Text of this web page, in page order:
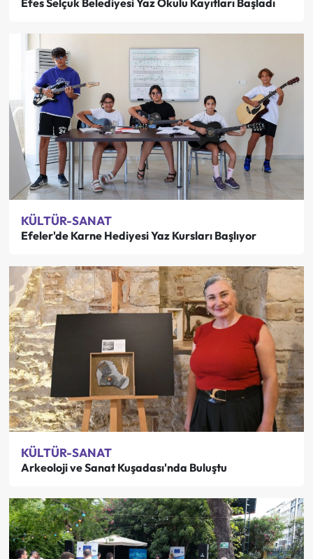
Efes Selçuk Belediyesi Yaz Okulu Kayıtları Başladı
KÜLTÜR-SANAT
Efeler'de Karne Hediyesi Yaz Kursları Başlıyor
KÜLTÜR-SANAT
Arkeoloji ve Sanat Kuşadası'nda Buluştu